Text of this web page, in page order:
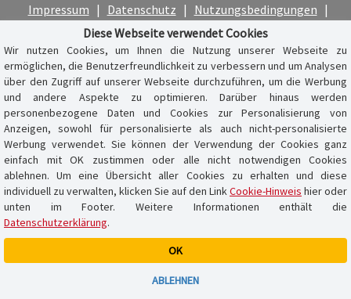
Warenkorb ist leer
Impressum | Datenschutz | Nutzungsbedingungen |
Cookie-Hinweis
Diese Webseite verwendet Cookies
Wir nutzen Cookies, um Ihnen die Nutzung unserer Webseite zu
ermöglichen, die Benutzerfreundlichkeit zu verbessern und um Analysen
über den Zugriff auf unserer Webseite durchzuführen, um die Werbung
und andere Aspekte zu optimieren. Darüber hinaus werden
personenbezogene Daten und Cookies zur Personalisierung von
Anzeigen, sowohl für personalisierte als auch nicht-personalisierte
Werbung verwendet. Sie können der Verwendung der Cookies ganz
einfach mit OK zustimmen oder alle nicht notwendigen Cookies
ablehnen. Um eine Übersicht aller Cookies zu erhalten und diese
individuell zu verwalten, klicken Sie auf den LinkCookie-Hinweis hier oder
unten im Footer. Weitere Informationen enthält die
Datenschutzerklärung.
OK
ABLEHNEN